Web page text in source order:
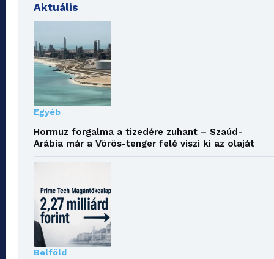
Aktuális
Egyéb
Hormuz forgalma a tizedére zuhant – Szaúd-
Arábia már a Vörös-tenger felé viszi ki az olaját
Belföld